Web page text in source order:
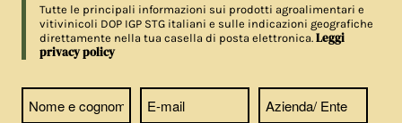
Tutte le principali informazioni sui prodotti agroalimentari e
vitivinicoli DOP IGP STG italiani e sulle indicazioni geografiche
direttamente nella tua casella di posta elettronica.Leggi
privacy policy